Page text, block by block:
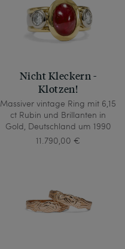
Nicht Kleckern -
Klotzen!
Massiver vintage Ring mit 6,15
ct Rubin und Brillanten in
Gold, Deutschland um 1990
11.790,00 €